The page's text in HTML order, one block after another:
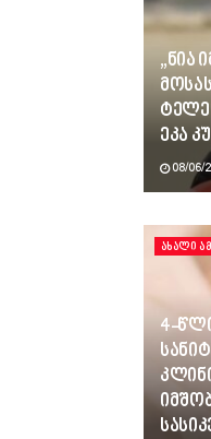
„ნია
ეკა
08/06/
ᲐᲮᲐᲚᲘ
4-